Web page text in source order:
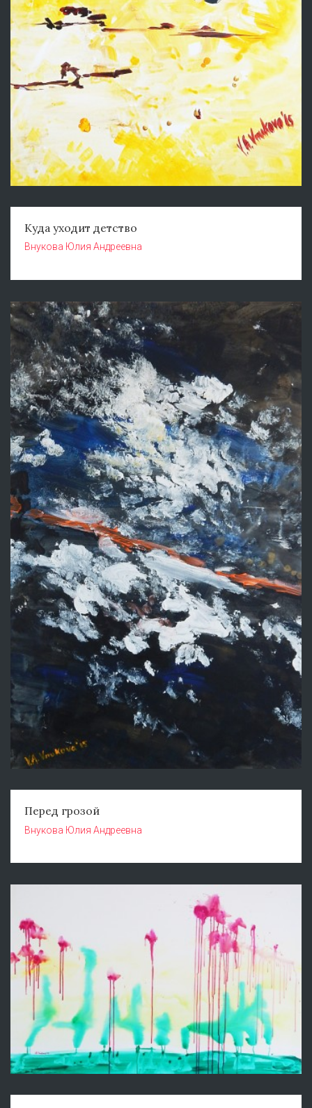
Куда уходит детство
Внукова Юлия Андреевна
Перед грозой
Внукова Юлия Андреевна